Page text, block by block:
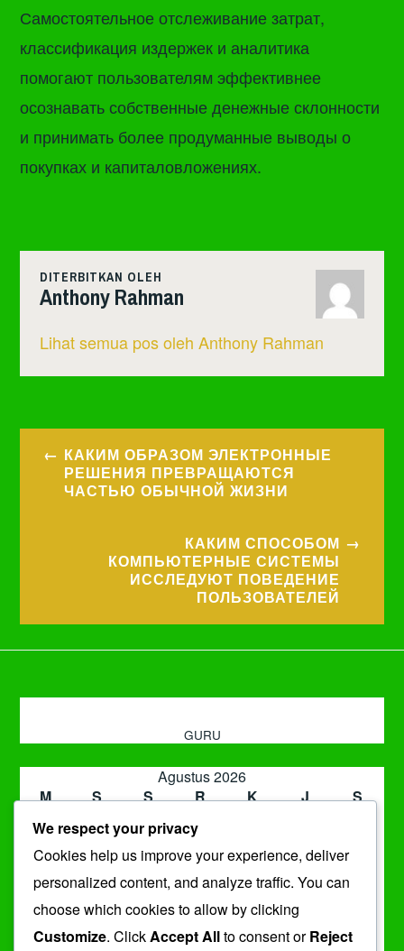
Самостоятельное отслеживание затрат,
классификация издержек и аналитика
помогают пользователям эффективнее
осознавать собственные денежные склонности
и принимать более продуманные выводы о
покупках и капиталовложениях.
DITERBITKAN OLEH
Anthony Rahman
Lihat semua pos oleh Anthony Rahman
Navigasi
КАКИМ ОБРАЗОМ ЭЛЕКТРОННЫЕ
РЕШЕНИЯ ПРЕВРАЩАЮТСЯ
ЧАСТЬЮ ОБЫЧНОЙ ЖИЗНИ
КАКИМ СПОСОБОМ
КОМПЬЮТЕРНЫЕ СИСТЕМЫ
ИССЛЕДУЮТ ПОВЕДЕНИЕ
ПОЛЬЗОВАТЕЛЕЙ
GURU
Agustus 2026
M
S S R K J
S
2
3 4 5
9
10 11 12 13 14
15
16
17 18 19 20 21
30
31
We respect your privacy
Cookies help us improve your experience, deliver
personalized content, and analyze traffic. You can
choose which cookies to allow by clicking
Customize. ClickAccept Allto consent orReject